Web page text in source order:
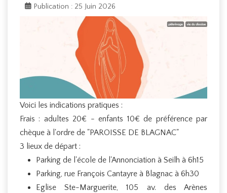
Publication : 25 Juin 2026
Voici les indications pratiques :
Frais : adultes 20€ - enfants 10€ de préférence par
chèque à l'ordre de "PAROISSE DE BLAGNAC"
3 lieux de départ :
Parking de l'école de l'Annonciation à Seilh à 6h15
Parking, rue François Cantayre à Blagnac à 6h30
Eglise Ste-Marguerite, 105 av. des Arènes